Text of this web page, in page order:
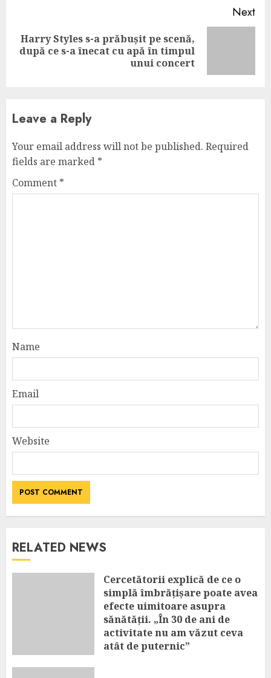
Next
Next
Harry Styles s-a prăbușit pe scenă,
după ce s-a înecat cu apă în timpul
unui concert
Leave a Reply
Your email address will not be published. Required
fields are marked *
Comment *
Name
Email
Website
RELATED NEWS
Cercetătorii explică de ce o
simplă îmbrățișare poate avea
efecte uimitoare asupra
sănătății. „În 30 de ani de
activitate nu am văzut ceva
atât de puternic”